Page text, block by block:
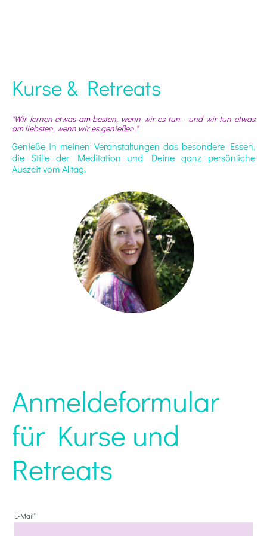
Kurse & Retreats
"Wir lernen etwas am besten, wenn wir es tun - und wir tun etwas
am liebsten, wenn wir es genießen."
Genieße in meinen Veranstaltungen das besondere Essen,
die Stille der Meditation und Deine ganz persönliche
Auszeit vom Alltag.
Anmeldeformular
für Kurse und
Retreats
E-Mail*